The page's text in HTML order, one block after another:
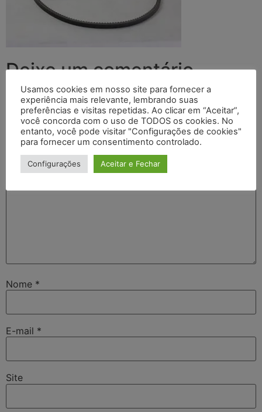
Deixe um comentário
O seu endereço de e-mail não será publicado.
obrigatórios são marcados com *
Comentário*
Nome *
E-mail *
Site
Usamos cookies em nosso site para fornecer a
experiência mais relevante, lembrando suas
preferências e visitas repetidas. Ao clicar em “Aceitar”,
você concorda com o uso de TODOS os cookies. No
entanto, você pode visitar "Configurações de cookies"
para fornecer um consentimento controlado.
Configurações Aceitar e Fechar